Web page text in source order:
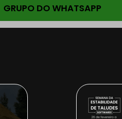
GRUPO DO WHATSAPP